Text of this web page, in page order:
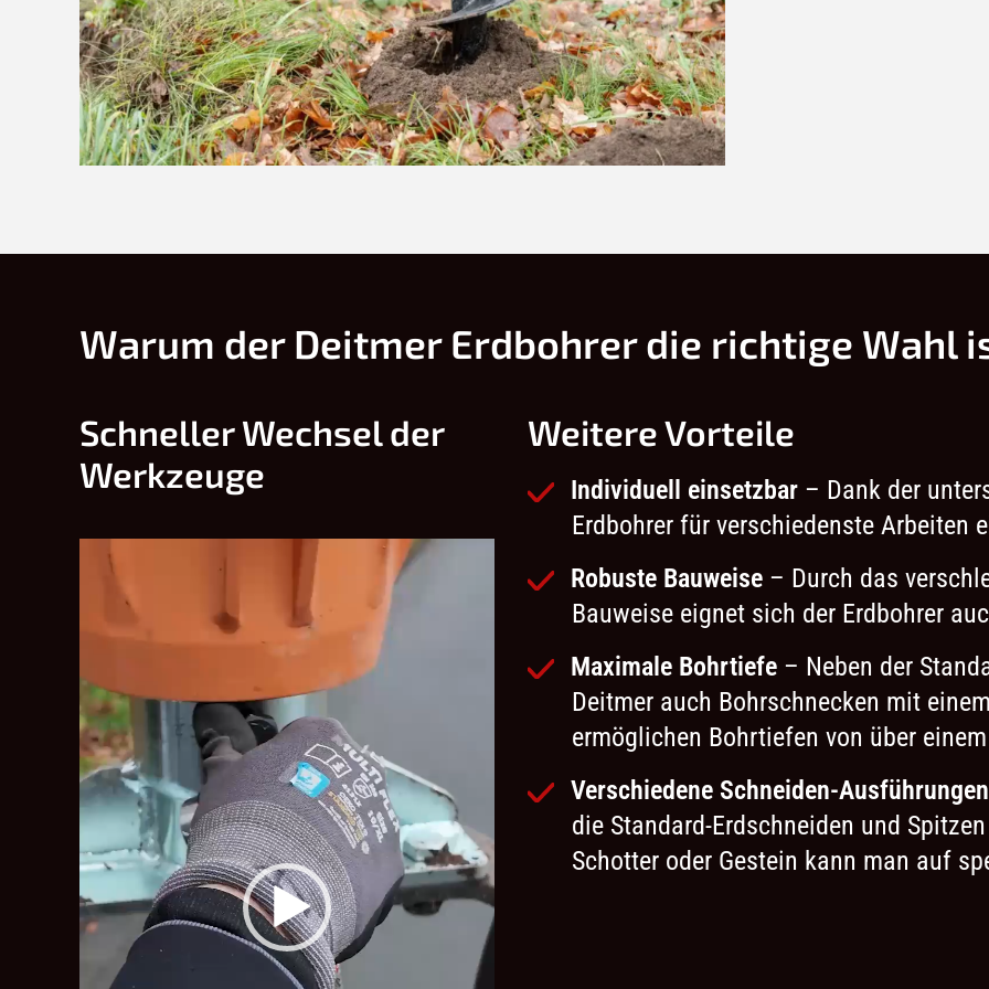
Warum der Deitmer Erdbohrer die richtige Wahl
Schneller Wechsel der
Werkzeuge
Video-
Weitere Vorteile
Individuell einsetzbar– Dank der
Erdbohrer für verschiedenste Arbeiten
Robuste Bauweise– Durch das
Bauweise eignet sich der Erdbohrer
Maximale Bohrtiefe– Neben der
Deitmer auch Bohrschnecken mit
ermöglichen Bohrtiefen von über
Verschiedene Schneiden-Ausführungen
die Standard-Erdschneiden und
Schotter oder Gestein kann man auf